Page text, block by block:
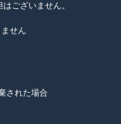
ございません。
せん
された場合